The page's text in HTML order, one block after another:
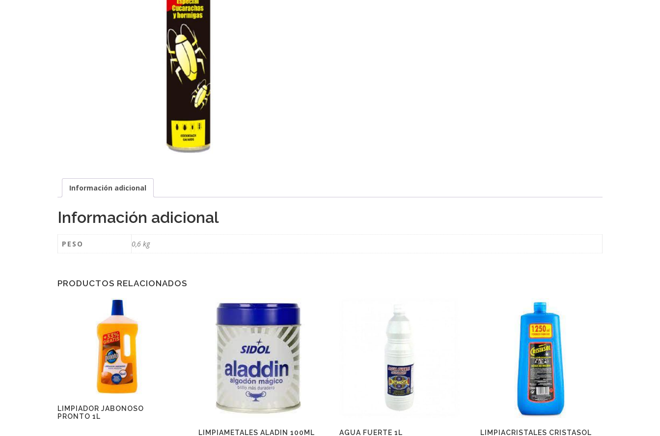
Información adicional
Información adicional
PESO 0,6 kg
PRODUCTOS RELACIONADOS
LIMPIADOR JABONOSO
PRONTO 1L
LIMPIAMETALES ALADIN 100ML AGUA FUERTE 1L
LIMPIACRISTALES CRISTASOL